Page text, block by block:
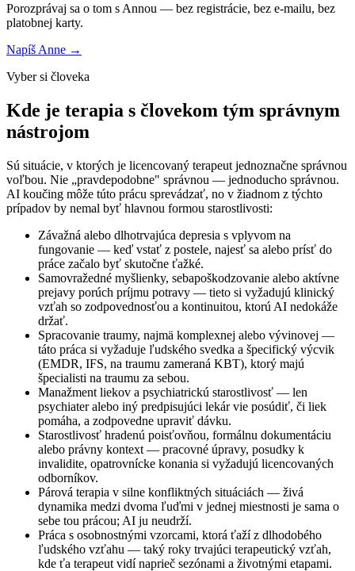
Porozprávaj sa o tom s Annou — bez registrácie, bez e-mailu, bez
platobnej karty.
Napíš Anne →
Vyber si človeka
Kde je terapia s človekom tým správnym
nástrojom
Sú situácie, v ktorých je licencovaný terapeut jednoznačne správnou
voľbou. Nie „pravdepodobne" správnou — jednoducho správnou.
AI koučing môže túto prácu sprevádzať, no v žiadnom z týchto
prípadov by nemal byť hlavnou formou starostlivosti:
Závažná alebo dlhotrvajúca depresia s vplyvom na
fungovanie — keď vstať z postele, najesť sa alebo prísť do
práce začalo byť skutočne ťažké.
Samovražedné myšlienky, sebapoškodzovanie alebo aktívne
prejavy porúch príjmu potravy — tieto si vyžadujú klinický
vzťah so zodpovednosťou a kontinuitou, ktorú AI nedokáže
držať.
Spracovanie traumy, najmä komplexnej alebo vývinovej —
táto práca si vyžaduje ľudského svedka a špecifický výcvik
(EMDR, IFS, na traumu zameraná KBT), ktorý majú
špecialisti na traumu za sebou.
Manažment liekov a psychiatrickú starostlivosť — len
psychiater alebo iný predpisujúci lekár vie posúdiť, či liek
pomáha, a zodpovedne upraviť dávku.
Starostlivosť hradenú poisťovňou, formálnu dokumentáciu
alebo právny kontext — pracovné úpravy, posudky k
invalidite, opatrovnícke konania si vyžadujú licencovaných
odborníkov.
Párová terapia v silne konfliktných situáciách — živá
dynamika medzi dvoma ľuďmi v jednej miestnosti je sama o
sebe tou prácou; AI ju neudrží.
Práca s osobnostnými vzorcami, ktorá ťaží z dlhodobého
ľudského vzťahu — taký roky trvajúci terapeutický vzťah,
kde ťa terapeut vidí naprieč sezónami a životnými etapami.